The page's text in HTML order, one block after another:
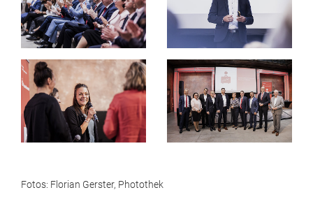
Fotos: Florian Gerster, Photothek